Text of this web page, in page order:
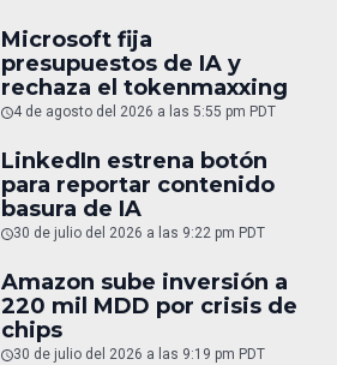
Microsoft fija
presupuestos de IA y
rechaza el tokenmaxxing
4 de agosto del 2026 a las 5:55 pm PDT
LinkedIn estrena botón
para reportar contenido
basura de IA
30 de julio del 2026 a las 9:22 pm PDT
Amazon sube inversión a
220 mil MDD por crisis de
chips
30 de julio del 2026 a las 9:19 pm PDT